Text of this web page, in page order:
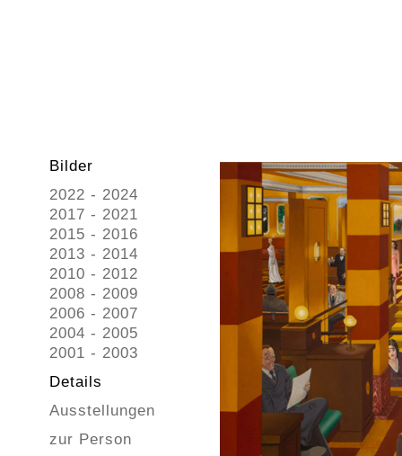
Bilder
2022 - 2024
2017 - 2021
2015 - 2016
2013 - 2014
2010 - 2012
2008 - 2009
2006 - 2007
2004 - 2005
2001 - 2003
Details
Ausstellungen
zur Person